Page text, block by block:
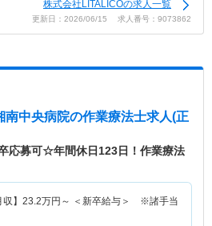
株式会社LITALICOの求人一覧
更新日：2026/06/15 求人番号：9073862
南中央病院の作業療法士求人(正
応募可☆年間休日123日！作業療法
】 23.2万円～ ＜新卒給与＞ ※諸手当